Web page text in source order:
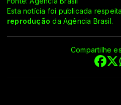
Esta notícia foi publicada
reprodução da Agência Brasil.
Compartilhe